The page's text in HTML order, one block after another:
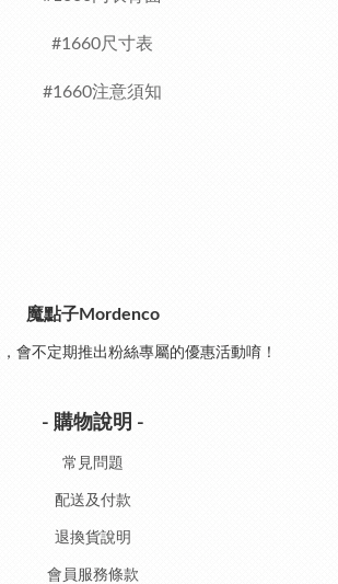
魔點子Mordenco
會不定期推出粉絲專屬的優惠活動唷！
- 購物說明 -
常見問題
配送及付款
退換貨說明
會員服務條款